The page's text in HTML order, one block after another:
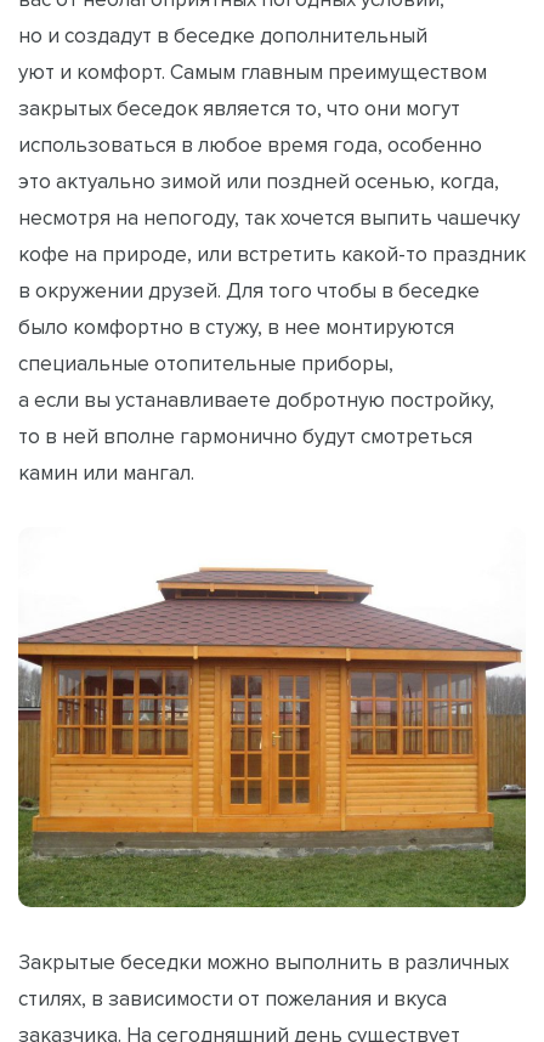
но и создадут в беседке дополнительный
уют и комфорт. Самым главным преимуществом
закрытых беседок является то, что они могут
использоваться в любое время года, особенно
это актуально зимой или поздней осенью, когда,
несмотря на непогоду, так хочется выпить чашечку
кофе на природе, или встретить какой-то праздник
в окружении друзей. Для того чтобы в беседке
было комфортно в стужу, в нее монтируются
специальные отопительные приборы,
а если вы устанавливаете добротную постройку,
то в ней вполне гармонично будут смотреться
камин или мангал.
Закрытые беседки можно выполнить в различных
стилях, в зависимости от пожелания и вкуса
заказчика. На сегодняшний день существует